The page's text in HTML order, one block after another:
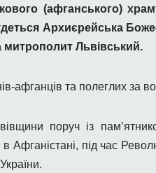
(афганського)
Архиєрейська
митрополит Львівський.
афганців та полеглих за
поруч із
Афганістані, під час